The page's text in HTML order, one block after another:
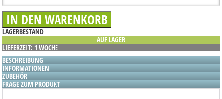
LAGERBESTAND
AUF LAGER
LIEFERZEIT: 1 WOCHE
BESCHREIBUNG
INFORMATIONEN
ZUBEHÖR
FRAGE ZUM PRODUKT